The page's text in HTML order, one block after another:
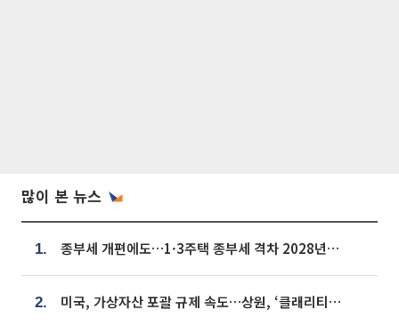
많이 본 뉴스
1. 종부세 개편에도…1·3주택 종부세 격차 2028년부터 확대
2. 미국, 가상자산 포괄 규제 속도…상원, ‘클래리티법’ 9월 절차투표 추진